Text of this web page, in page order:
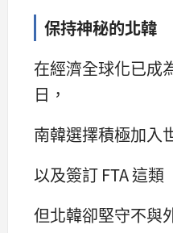
保持神秘的北韓
在經濟全球化已成
日，
南韓選擇積極加入
以及簽訂 FTA 這類
但北韓卻堅守不與